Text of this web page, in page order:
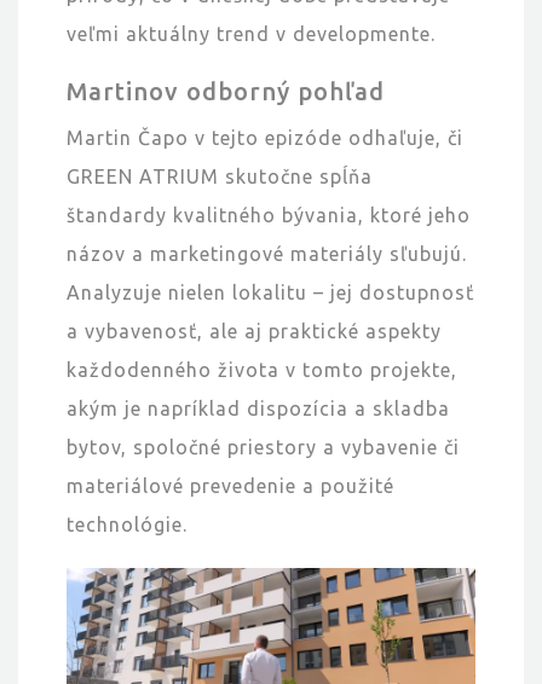
veľmi aktuálny trend v developmente.
Martinov odborný pohľad
Martin Čapo v tejto epizóde odhaľuje, či
GREEN ATRIUM skutočne spĺňa
štandardy kvalitného bývania, ktoré jeho
názov a marketingové materiály sľubujú.
Analyzuje nielen lokalitu – jej dostupnosť
a vybavenosť, ale aj praktické aspekty
každodenného života v tomto projekte,
akým je napríklad dispozícia a skladba
bytov, spoločné priestory a vybavenie či
materiálové prevedenie a použité
technológie.